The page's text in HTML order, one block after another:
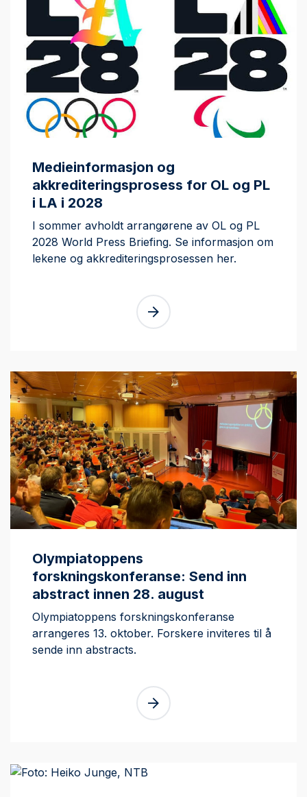
Medieinformasjon og
akkrediteringsprosess for OL og PL
i LA i 2028
I sommer avholdt arrangørene av OL og PL
2028 World Press Briefing. Se informasjon om
lekene og akkrediteringsprosessen her.
Olympiatoppens
forskningskonferanse: Send inn
abstract innen 28. august
Olympiatoppens forskningskonferanse
arrangeres 13. oktober. Forskere inviteres til å
sende inn abstracts.